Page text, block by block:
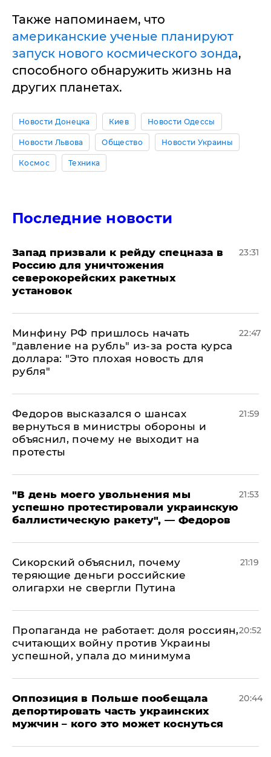
Также напоминаем, что
американские ученые планируют
запуск нового космического зонда,
способного обнаружить жизнь на
других планетах.
Новости Донецка Киев Новости Одессы
Новости Львова Общество Новости Украины
Космос Техника
Последние новости
Запад призвали к рейду спецназа в
Россию для уничтожения
северокорейских ракетных
установок
23:31
Минфину РФ пришлось начать
"давление на рубль" из-за роста курса
доллара: "Это плохая новость для
рубля"
22:47
Федоров высказался о шансах
вернуться в министры обороны и
объяснил, почему не выходит на
протесты
21:59
​"В день моего увольнения мы
успешно протестировали украинскую
баллистическую ракету", — Федоров
21:53
Сикорский объяснил, почему
теряющие деньги российские
олигархи не свергли Путина
21:19
​Пропаганда не работает: доля россиян,
считающих войну против Украины
успешной, упала до минимума
20:52
Оппозиция в Польше пообещала
депортировать часть украинских
мужчин – кого это может коснуться
20:44